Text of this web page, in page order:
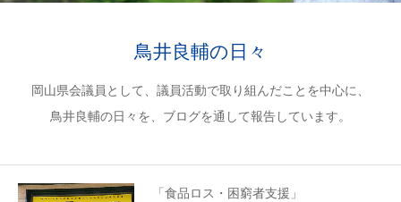
鳥井良輔の日々
岡山県会議員として、議員活動で取り組んだことを中心に、
鳥井良輔の日々を、ブログを通して報告しています。
「食品ロス・困窮者支援」